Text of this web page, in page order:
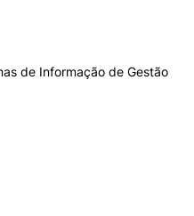
de Informação de Gestão